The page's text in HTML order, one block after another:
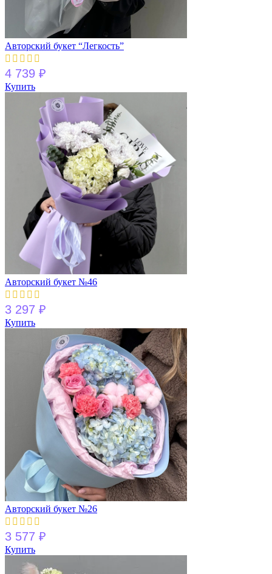
Авторский букет “Легкость”
4 739 ₽
Купить
Авторский букет №46
3 297 ₽
Купить
Авторский букет №26
3 577 ₽
Купить